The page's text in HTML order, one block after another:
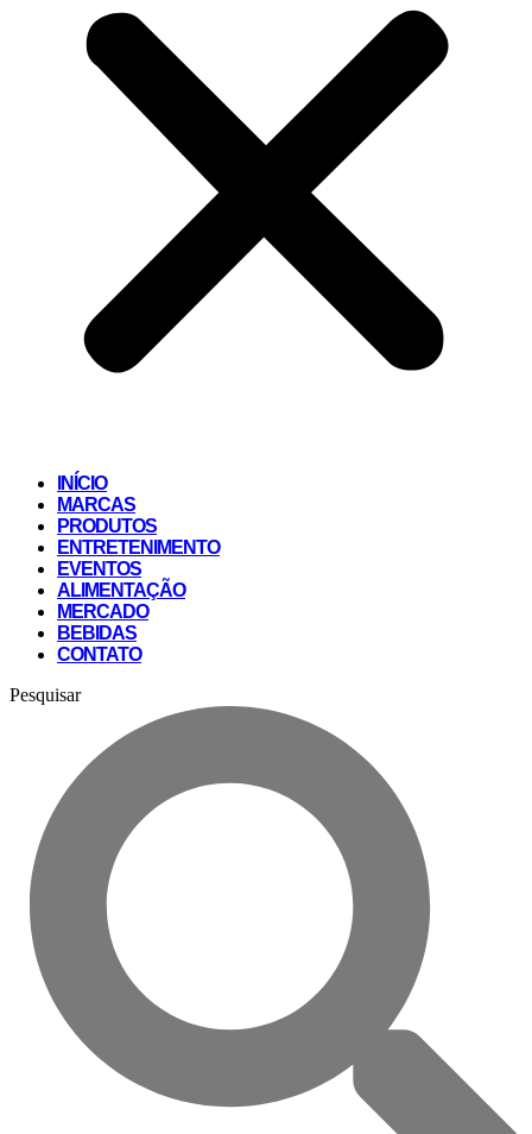
INÍCIO
MARCAS
PRODUTOS
ENTRETENIMENTO
EVENTOS
ALIMENTAÇÃO
MERCADO
BEBIDAS
CONTATO
Pesquisar